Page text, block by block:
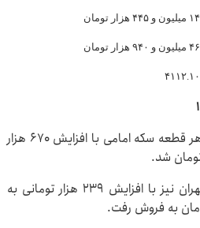
۱۴ میلیون و ۴۴۵ هزار تومان
۴۶ میلیون و ۹۴۰ هزار تومان
۴۱۱۲.۱۰
گزارش‌ها حاکی از آن است که هر قطعه سکه امامی با افزایش ۶۷۰ هزار
هر گرم طلای ۱۸عیار در بازار تهران نیز با افزایش ۲۳۹ هزار تومانی به